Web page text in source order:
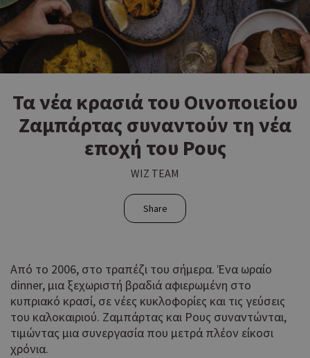
COLLECTIONS
STORIES
Τα νέα κρασιά του Οινοποιείου
Ζαμπάρτας συναντούν τη νέα
εποχή του Ρους
WIZ TEAM
Share
Από το 2006, στο τραπέζι του σήμερα. Ένα ωραίο
dinner, μια ξεχωριστή βραδιά αφιερωμένη στο
κυπριακό κρασί, σε νέες κυκλοφορίες και τις γεύσεις
του καλοκαιριού. Ζαμπάρτας και Ρους συναντώνται,
τιμώντας μια συνεργασία που μετρά πλέον είκοσι
χρόνια.